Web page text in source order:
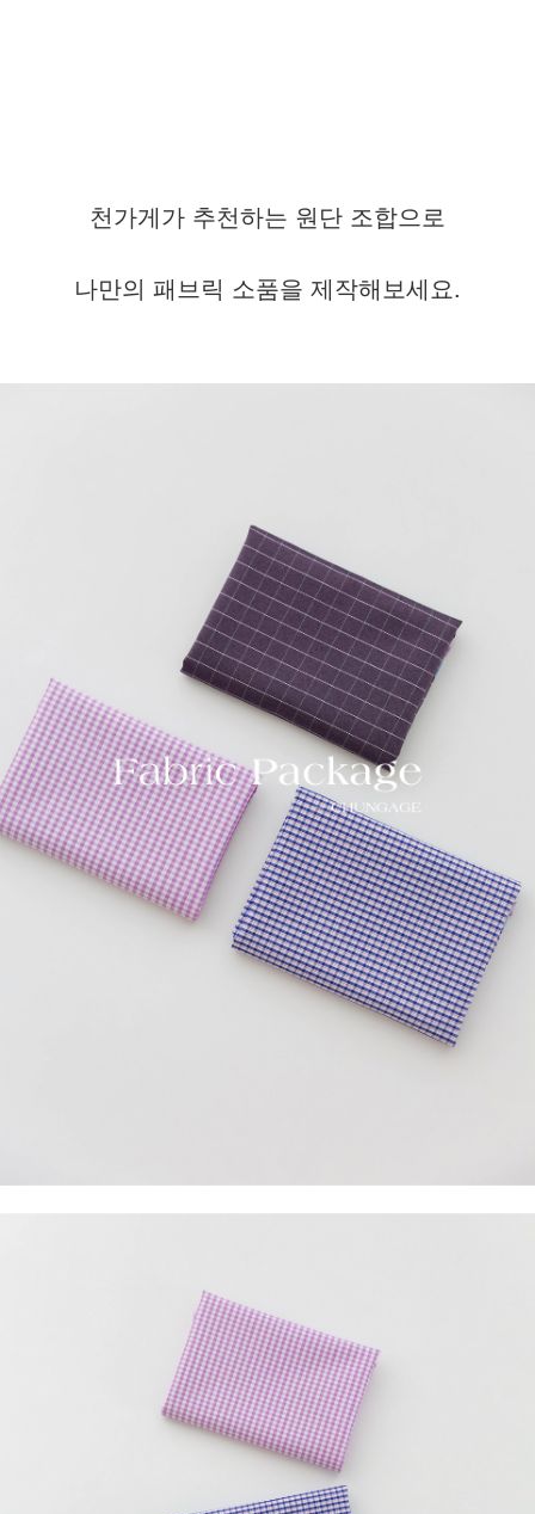
천가게가 추천하는 원단 조합으로
나만의 패브릭 소품을 제작해보세요.